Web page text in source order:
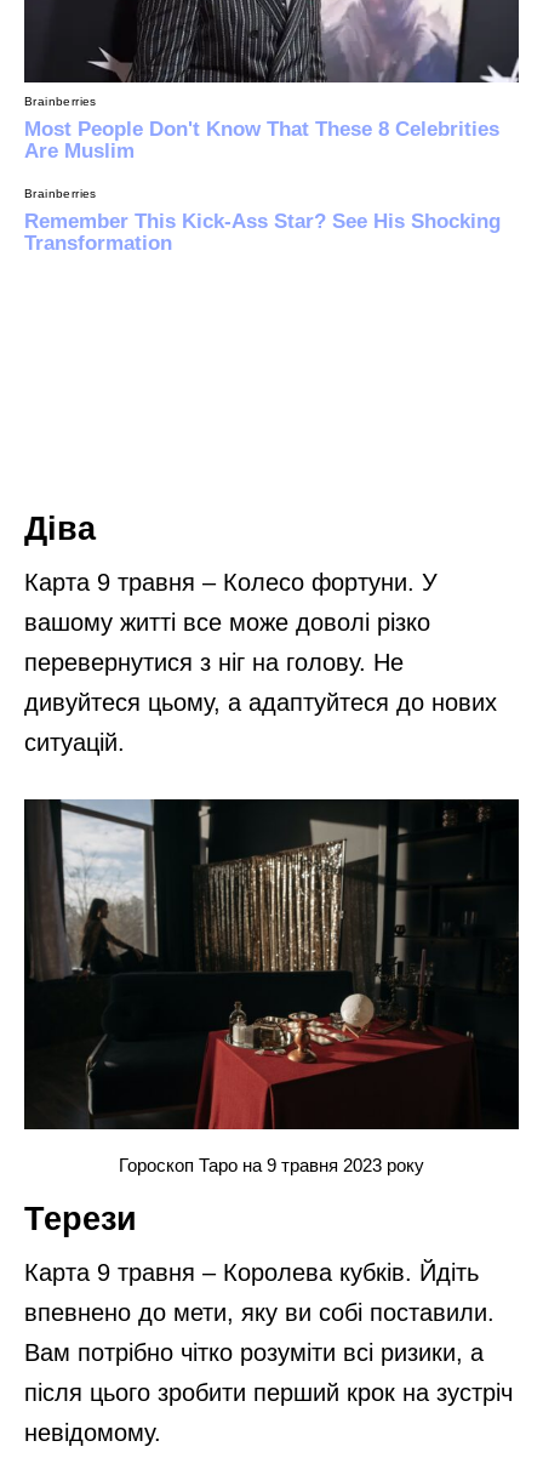
Діва
Карта 9 травня – Колесо фортуни. У
вашому житті все може доволі різко
перевернутися з ніг на голову. Не
дивуйтеся цьому, а адаптуйтеся до нових
ситуацій.
Гороскоп Таро на 9 травня 2023 року
Терези
Карта 9 травня – Королева кубків. Йдіть
впевнено до мети, яку ви собі поставили.
Вам потрібно чітко розуміти всі ризики, а
після цього зробити перший крок на зустріч
невідомому.